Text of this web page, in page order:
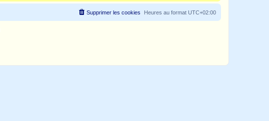
Heures au format UTC+02:00
Supprimer les cookies